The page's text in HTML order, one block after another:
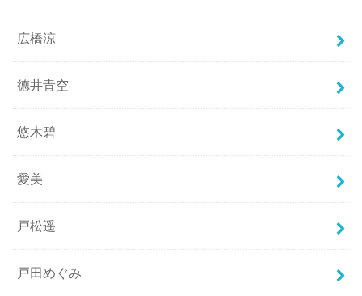
広橋涼
徳井青空
悠木碧
愛美
戸松遥
戸田めぐみ